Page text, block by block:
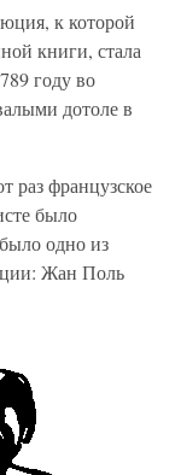
к которой
книги, стала
году во
дотоле в
раз французское
было
одно из
Жан Поль